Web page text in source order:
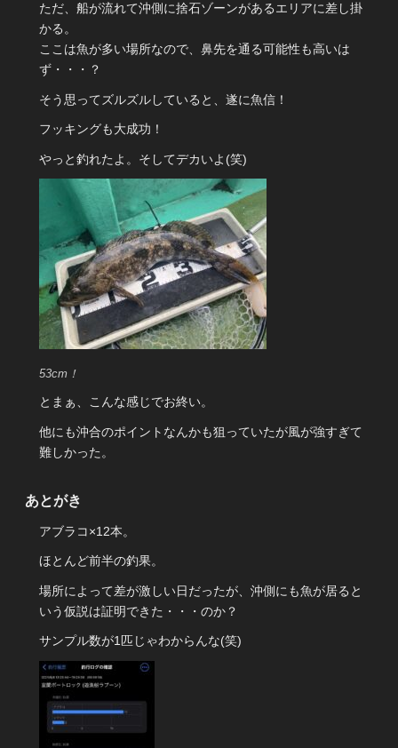
ただ、船が流れて沖側に捨石ゾーンがあるエリアに差し掛
かる。
ここは魚が多い場所なので、鼻先を通る可能性も高いは
ず・・・？
そう思ってズルズルしていると、遂に魚信！
フッキングも大成功！
やっと釣れたよ。そしてデカいよ(笑)
53cm！
とまぁ、こんな感じでお終い。
他にも沖合のポイントなんかも狙っていたが風が強すぎて
難しかった。
あとがき
アブラコ×12本。
ほとんど前半の釣果。
場所によって差が激しい日だったが、沖側にも魚が居ると
いう仮説は証明できた・・・のか？
サンプル数が1匹じゃわからんな(笑)